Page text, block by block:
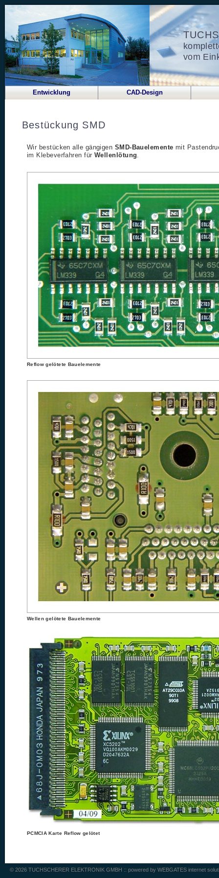
vom
Entwicklung CAD-Design
Bestückung SMD
Wir bestücken alle gängigen SMD-Bauelemente mit
im Klebeverfahren fürWellenlötung.
Reflow gelötete Bauelemente
Wellen gelötete Bauelemente
PCMCIA Karte Reflow gelötet
© 2026 TUCHSCHERER ELEKTRONIK GMBH :: powered by WEBGATES internet